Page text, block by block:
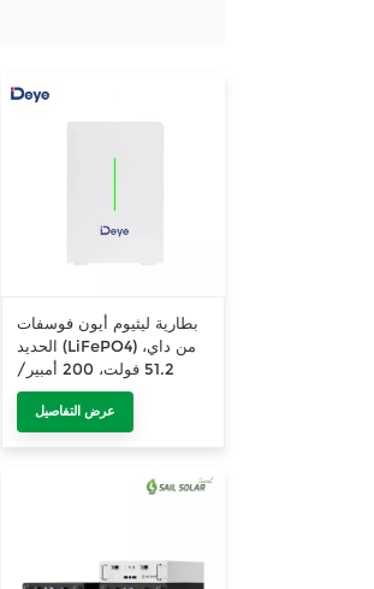
بطارية ليثيوم أيون فوسفات
الحديد (LiFePO4) من داي،
51.2 فولت، 200 أمبير/
ساعة، سلسلة RW-G10.6،
لأنظمة تخزين الطاقة
الشمسية المنزلية
عرض التفاصيل